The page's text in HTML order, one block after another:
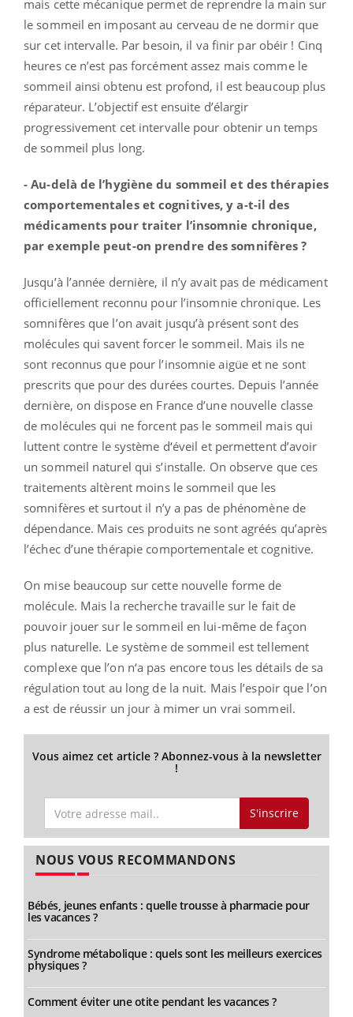
mais cette mécanique permet de reprendre la main sur
le sommeil en imposant au cerveau de ne dormir que
sur cet intervalle. Par besoin, il va finir par obéir ! Cinq
heures ce n’est pas forcément assez mais comme le
sommeil ainsi obtenu est profond, il est beaucoup plus
réparateur. L’objectif est ensuite d’élargir
progressivement cet intervalle pour obtenir un temps
de sommeil plus long.
- Au-delà de l’hygiène du sommeil et des thérapies
comportementales et cognitives, y a-t-il des
médicaments pour traiter l’insomnie chronique,
par exemple peut-on prendre des somnifères ?
Jusqu’à l’année dernière, il n’y avait pas de médicament
officiellement reconnu pour l’insomnie chronique. Les
somnifères que l’on avait jusqu’à présent sont des
molécules qui savent forcer le sommeil. Mais ils ne
sont reconnus que pour l’insomnie aigüe et ne sont
prescrits que pour des durées courtes. Depuis l’année
dernière, on dispose en France d’une nouvelle classe
de molécules qui ne forcent pas le sommeil mais qui
luttent contre le système d‘éveil et permettent d’avoir
un sommeil naturel qui s’installe. On observe que ces
traitements altèrent moins le sommeil que les
somnifères et surtout il n’y a pas de phénomène de
dépendance. Mais ces produits ne sont agréés qu’après
l’échec d’une thérapie comportementale et cognitive.
On mise beaucoup sur cette nouvelle forme de
molécule. Mais la recherche travaille sur le fait de
pouvoir jouer sur le sommeil en lui-même de façon
plus naturelle. Le système de sommeil est tellement
complexe que l’on n‘a pas encore tous les détails de sa
régulation tout au long de la nuit. Mais l’espoir que l’on
a est de réussir un jour à mimer un vrai sommeil.
Vous aimez cet article ? Abonnez-vous à la newsletter
!
S'inscrire
NOUS VOUS RECOMMANDONS
Bébés, jeunes enfants : quelle trousse à pharmacie pour
les vacances ?
Syndrome métabolique : quels sont les meilleurs exercices
physiques ?
Comment éviter une otite pendant les vacances ?